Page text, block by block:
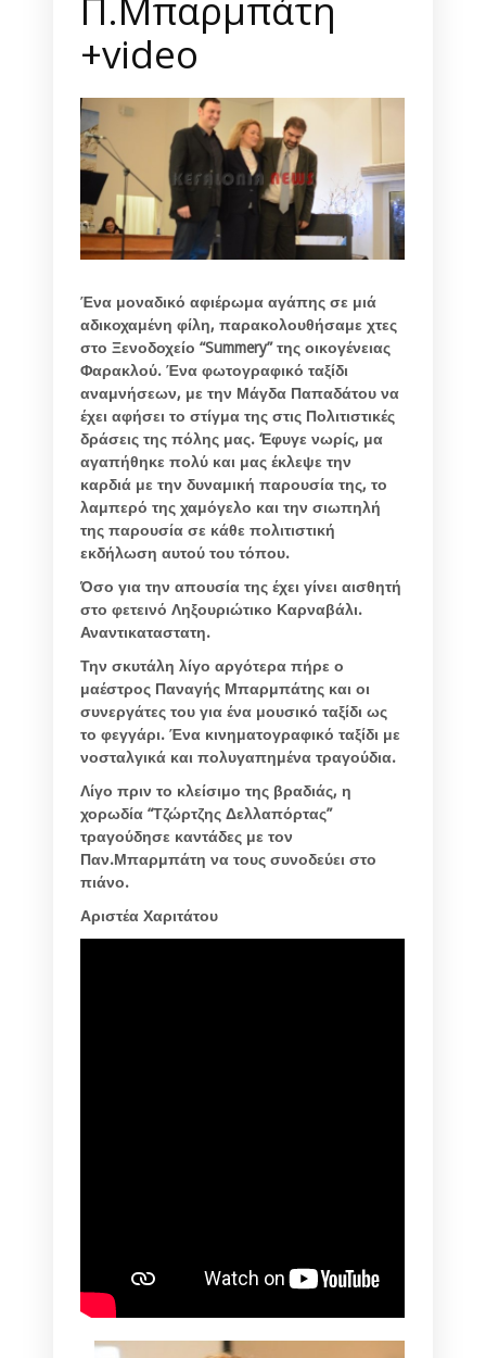
+video
Ένα μοναδικό αφιέρωμα αγάπης σε μιά
αδικοχαμένη φίλη, παρακολουθήσαμε χτες
στο Ξενοδοχείο “Summery” της οικογένειας
Φαρακλού. Ένα φωτογραφικό ταξίδι
αναμνήσεων, με την Μάγδα Παπαδάτου να
έχει αφήσει το στίγμα της στις Πολιτιστικές
δράσεις της πόλης μας. ‘Εφυγε νωρίς, μα
αγαπήθηκε πολύ και μας έκλεψε την
καρδιά με την δυναμική παρουσία της, το
λαμπερό της χαμόγελο και την σιωπηλή
της παρουσία σε κάθε πολιτιστική
εκδήλωση αυτού του τόπου.
Όσο για την απουσία της έχει γίνει αισθητή
στο φετεινό Ληξουριώτικο Καρναβάλι.
Αναντικαταστατη.
Την σκυτάλη λίγο αργότερα πήρε ο
μαέστρος Παναγής Μπαρμπάτης και οι
συνεργάτες του για ένα μουσικό ταξίδι ως
το φεγγάρι. Ένα κινηματογραφικό ταξίδι με
νοσταλγικά και πολυγαπημένα τραγούδια.
Λίγο πριν το κλείσιμο της βραδιάς, η
χορωδία “Τζώρτζης Δελλαπόρτας”
τραγούδησε καντάδες με τον
Παν.Μπαρμπάτη να τους συνοδεύει στο
πιάνο.
Αριστέα Χαριτάτου